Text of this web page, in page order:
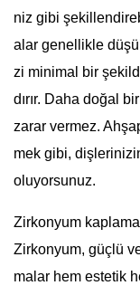
niz gibi
alar genellikle
zi minimal bir
dırır. Daha doğal
zarar vermez.
mek gibi,
oluyorsunuz.
Zirkonyum
Zirkonyum, güçlü
malar hem estetik